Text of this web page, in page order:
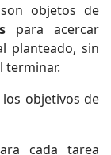
objetos de
para acercar
planteado, sin
terminar.
objetivos de
cada tarea